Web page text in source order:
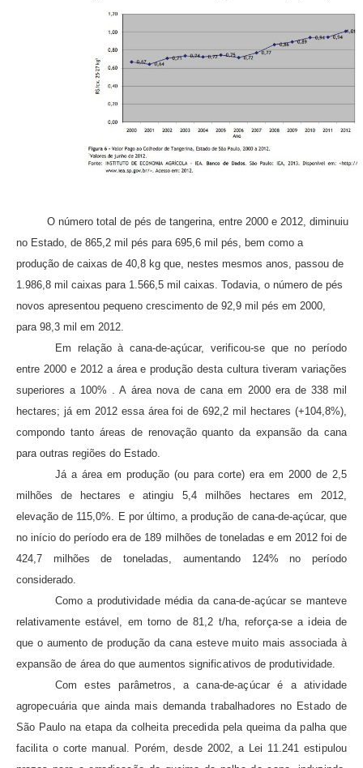
O número total de pés de tangerina, entre 2000 e 2012, diminuiu
no Estado, de 865,2 mil pés para 695,6 mil pés, bem como a
produção de caixas de 40,8 kg que, nestes mesmos anos, passou de
1.986,8 mil caixas para 1.566,5 mil caixas. Todavia, o número de pés
novos apresentou pequeno crescimento de 92,9 mil pés em 2000,
para 98,3 mil em 2012.
Em relação à cana-de-açúcar, verificou-se que no período
entre 2000 e 2012 a área e produção desta cultura tiveram variações
superiores a 100% . A área nova de cana em 2000 era de 338 mil
hectares; já em 2012 essa área foi de 692,2 mil hectares (+104,8%),
compondo tanto áreas de renovação quanto da expansão da cana
para outras regiões do Estado.
Já a área em produção (ou para corte) era em 2000 de 2,5
milhões de hectares e atingiu 5,4 milhões hectares em 2012,
elevação de 115,0%. E por último, a produção de cana-de-açúcar, que
no início do período era de 189 milhões de toneladas e em 2012 foi de
424,7 milhões de toneladas, aumentando 124% no período
considerado.
Como a produtividade média da cana-de-açúcar se manteve
relativamente estável, em torno de 81,2 t/ha, reforça-se a ideia de
que o aumento de produção da cana esteve muito mais associada à
expansão de área do que aumentos significativos de produtividade.
Com estes parâmetros, a cana-de-açúcar é a atividade
agropecuária que ainda mais demanda trabalhadores no Estado de
São Paulo na etapa da colheita precedida pela queima da palha que
facilita o corte manual. Porém, desde 2002, a Lei 11.241 estipulou